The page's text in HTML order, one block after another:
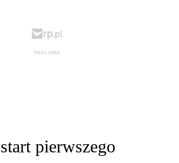
pierwszego